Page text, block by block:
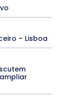
– Lisboa